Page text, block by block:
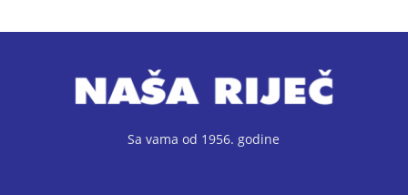
Sa vama od 1956. godine